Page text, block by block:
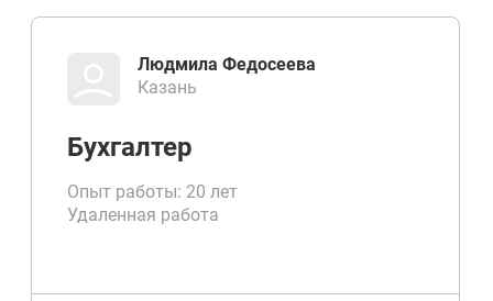
Людмила Федосеева
Казань
Бухгалтер
Опыт работы: 20 лет
Удаленная работа